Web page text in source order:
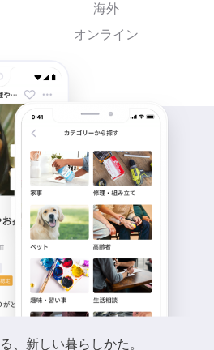
海外
オンライン
、新しい暮らしかた。